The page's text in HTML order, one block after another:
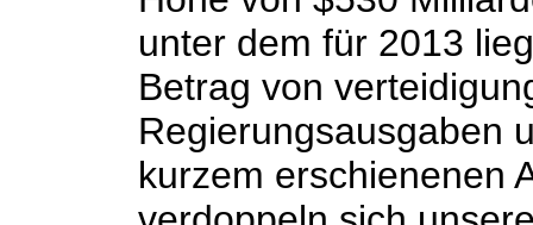
unter dem für 2013
Betrag von
Regierungsausgaben
kurzem erschienenen